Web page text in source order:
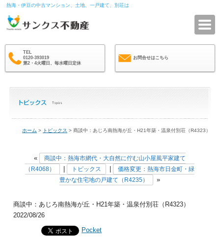
熱海・伊豆の中古マンション、土地、一戸建て、別荘は
TEL
0120-393019
第2・4火曜日、毎水曜日定休
お問合せはこちら
ホーム > トピックス > 商談中：あじろ南熱海が丘・H21年築・温泉付別荘（R4323）
«
商談中：熱海市網代・大自然に佇む山小屋風平家建て
（R4068）
トピックス
価格変更：熱海市日金町・緑
豊かな住宅地の戸建て（R4235）
»
商談中：あじろ南熱海が丘・H21年築・温泉付別荘（R4323）
2022/08/26
Pocket